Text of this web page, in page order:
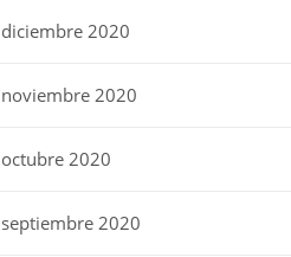
diciembre 2020
noviembre 2020
octubre 2020
septiembre 2020